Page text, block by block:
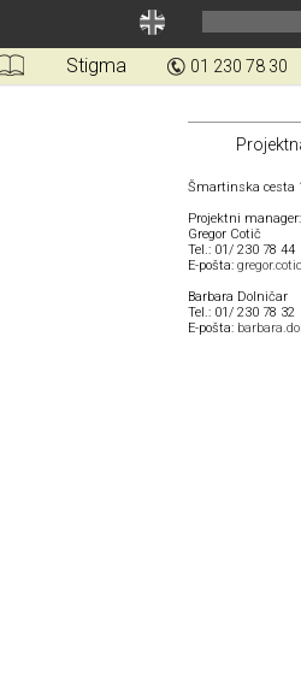
01 230 78 30
Stigma
Šmartinska cesta
Projektni manager:
Gregor Cotič
Tel.: 01/ 230 78 44
E-pošta:
Barbara Dolničar
Tel.: 01/ 230 78 32
E-pošta: